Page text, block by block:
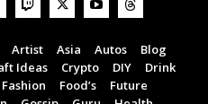
Artist Asia Autos
Blog
Ideas Crypto DIY
Drink
Fashion Food’s
Future